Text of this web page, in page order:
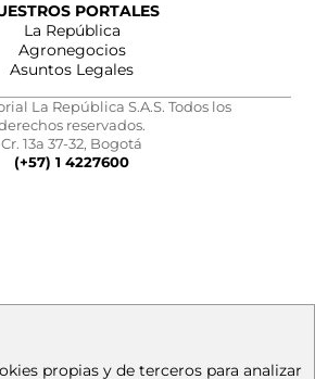
PORTALES
La República
Agronegocios
Asuntos Legales
La República S.A.S. Todos los
reservados.
Cr. 13a 37-32, Bogotá
(+57) 1 4227600
propias y de terceros para analizar